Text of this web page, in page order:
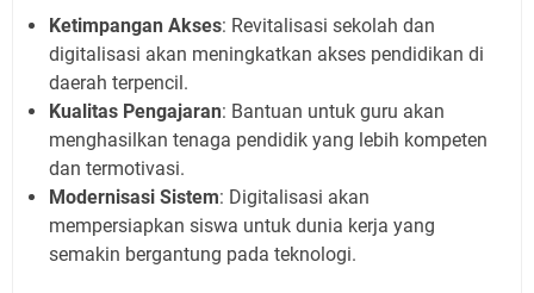
Ketimpangan Akses: Revitalisasi sekolah dan
digitalisasi akan meningkatkan akses pendidikan di
daerah terpencil.
Kualitas Pengajaran: Bantuan untuk guru akan
menghasilkan tenaga pendidik yang lebih kompeten
dan termotivasi.
Modernisasi Sistem: Digitalisasi akan
mempersiapkan siswa untuk dunia kerja yang
semakin bergantung pada teknologi.